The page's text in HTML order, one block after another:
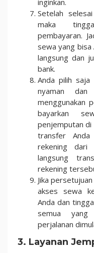
inginkan.
Setelah
maka
pembayaran.
sewa yang
langsung dan
bank.
Anda pilih saja
nyaman
menggunakan
bayarkan
penjemputan di
transfer
rekening
langsung
rekening
Jika
akses sewa
Anda dan
semua yang
perjalanan
3. Layanan